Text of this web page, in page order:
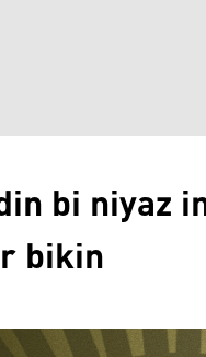
bi niyaz
bikin